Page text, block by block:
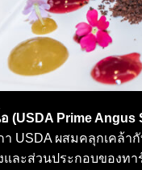
(USDA Prime Angus
USDA ผสมคลุกเคล้
และส่วนประกอบของท